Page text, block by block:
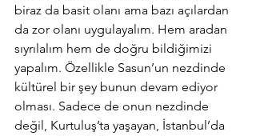
biraz da basit olanı ama bazı açılardan
da zor olanı uygulayalım. Hem aradan
sıyrılalım hem de doğru bildiğimizi
yapalım. Özellikle Sasun’un nezdinde
kültürel bir şey bunun devam ediyor
olması. Sadece de onun nezdinde
değil, Kurtuluş’ta yaşayan, İstanbul’da